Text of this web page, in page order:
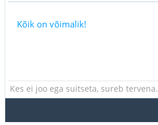
Kõik on võimalik!
Kes ei joo ega suitseta, sureb tervena.